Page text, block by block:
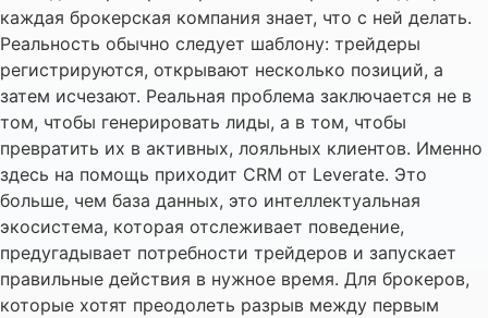
каждая брокерская компания знает, что с ней делать.
Реальность обычно следует шаблону: трейдеры
регистрируются, открывают несколько позиций, а
затем исчезают. Реальная проблема заключается не в
том, чтобы генерировать лиды, а в том, чтобы
превратить их в активных, лояльных клиентов. Именно
здесь на помощь приходит CRM от Leverate. Это
больше, чем база данных, это интеллектуальная
экосистема, которая отслеживает поведение,
предугадывает потребности трейдеров и запускает
правильные действия в нужное время. Для брокеров,
которые хотят преодолеть разрыв между первым